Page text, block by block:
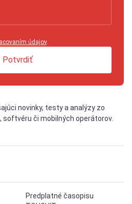
údajov.
Potvrdiť
novinky, testy a analýzy zo
softvéru či mobilných operátorov.
Predplatné časopisu